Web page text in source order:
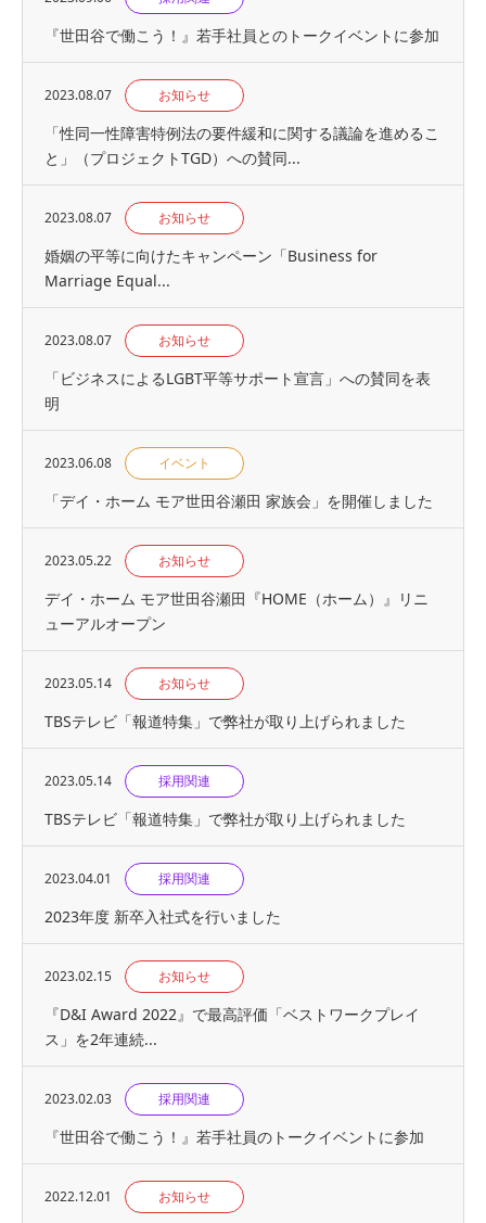
『世⽥⾕で働こう！』若手社員とのトークイベントに参加
2023.08.07 お知らせ
「性同一性障害特例法の要件緩和に関する議論を進めるこ
と」（プロジェクトTGD）への賛同...
2023.08.07 お知らせ
婚姻の平等に向けたキャンペーン「Business for
Marriage Equal...
2023.08.07 お知らせ
「ビジネスによるLGBT平等サポート宣言」への賛同を表
明
2023.06.08 イベント
「デイ・ホーム モア世田谷瀬田 家族会」を開催しました
2023.05.22 お知らせ
デイ・ホーム モア世田谷瀬田『HOME（ホーム）』リニ
ューアルオープン
2023.05.14 お知らせ
TBSテレビ「報道特集」で弊社が取り上げられました
2023.05.14 採用関連
TBSテレビ「報道特集」で弊社が取り上げられました
2023.04.01 採用関連
2023年度 新卒入社式を行いました
2023.02.15 お知らせ
『D&I Award 2022』で最高評価「ベストワークプレイ
ス」を2年連続...
2023.02.03 採用関連
『世⽥⾕で働こう！』若手社員のトークイベントに参加
2022.12.01 お知らせ